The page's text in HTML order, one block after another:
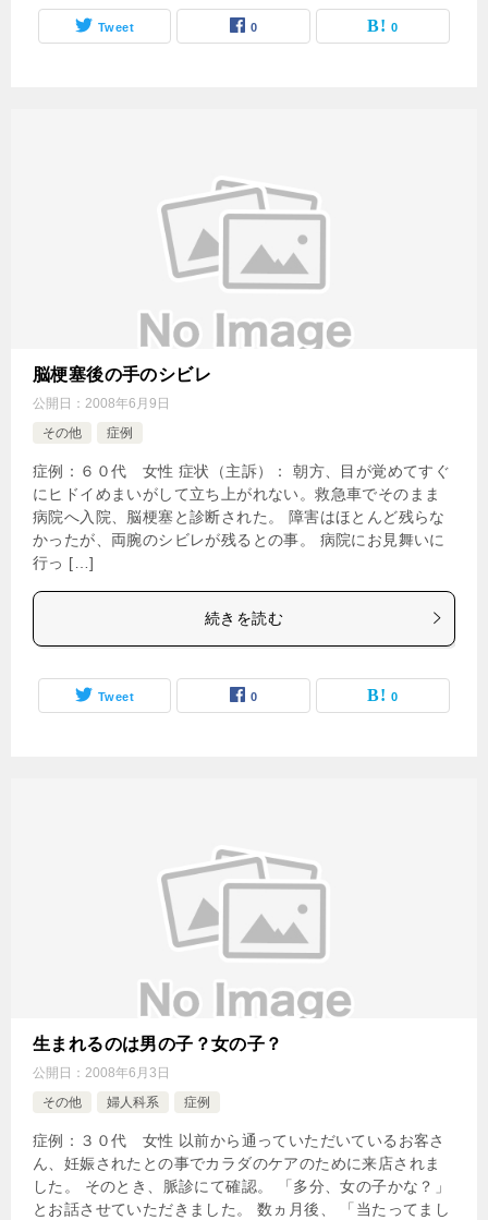
Tweet 0 0
脳梗塞後の手のシビレ
公開日： 2008年6月9日
その他
症例
症例：６０代 女性 症状（主訴）： 朝方、目が覚めてすぐ
にヒドイめまいがして立ち上がれない。救急車でそのまま
病院へ入院、脳梗塞と診断された。 障害はほとんど残らな
かったが、両腕のシビレが残るとの事。 病院にお見舞いに
行っ […]
続きを読む
Tweet 0 0
生まれるのは男の子？女の子？
公開日： 2008年6月3日
その他
婦人科系 症例
症例：３０代 女性 以前から通っていただいているお客さ
ん、妊娠されたとの事でカラダのケアのために来店されま
した。 そのとき、脈診にて確認。 「多分、女の子かな？」
とお話させていただきました。 数ヵ月後、 「当たってまし